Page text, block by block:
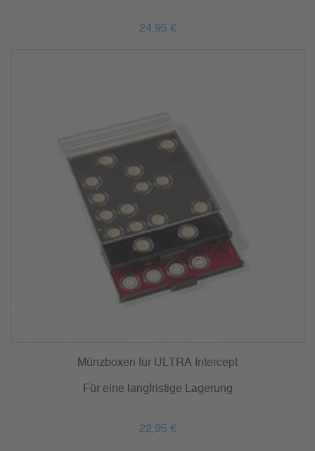
24,95 €
Münzboxen für ULTRA Intercept
Für eine langfristige Lagerung
22,95 €